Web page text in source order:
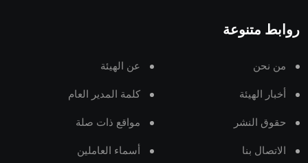
روابط متنوعة
من نحن عن الهيئة
أخبار الهيئة كلمة المدير العام
حقوق النشر مواقع ذات صلة
الاتصال بنا أسماء العاملين